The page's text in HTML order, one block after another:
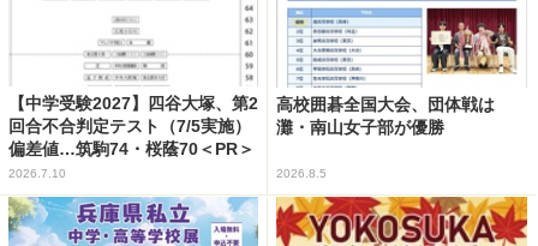
【中学受験2027】四谷大塚、第2
回合不合判定テスト（7/5実施）
偏差値…筑駒74・桜蔭70＜PR＞
2026.7.10
高校囲碁全国大会、団体戦は
灘・南山女子部が優勝
2026.8.5